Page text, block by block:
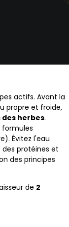
actifs. Avant la
propre et froide,
des herbes.
formules
Évitez l'eau
protéines et
des principes
de 2